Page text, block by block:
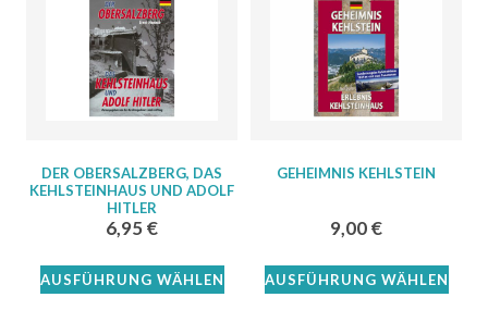
DER OBERSALZBERG, DAS
KEHLSTEINHAUS UND ADOLF
HITLER
6,95€
AUSFÜHRUNG WÄHLEN
GEHEIMNIS KEHLSTEIN
9,00€
AUSFÜHRUNG WÄHLEN